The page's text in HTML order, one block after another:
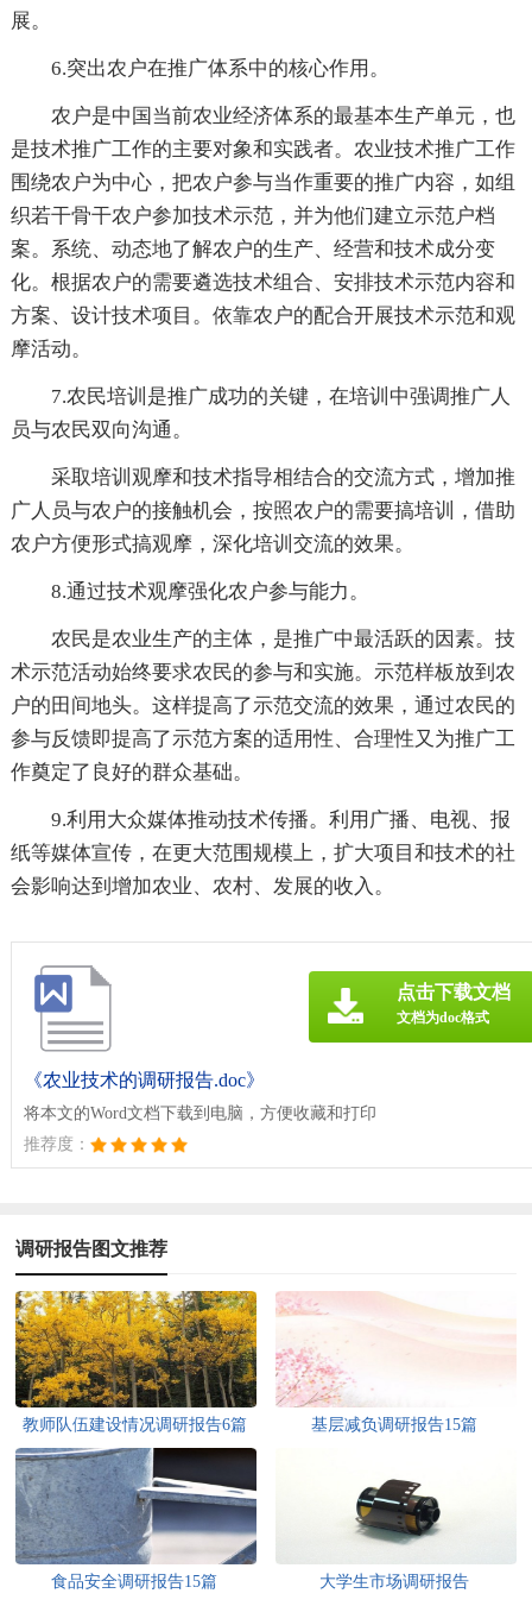
展。
6.突出农户在推广体系中的核心作用。
农户是中国当前农业经济体系的最基本生产单元，也
是技术推广工作的主要对象和实践者。农业技术推广工作
围绕农户为中心，把农户参与当作重要的推广内容，如组
织若干骨干农户参加技术示范，并为他们建立示范户档
案。系统、动态地了解农户的生产、经营和技术成分变
化。根据农户的需要遴选技术组合、安排技术示范内容和
方案、设计技术项目。依靠农户的配合开展技术示范和观
摩活动。
7.农民培训是推广成功的关键，在培训中强调推广人
员与农民双向沟通。
采取培训观摩和技术指导相结合的交流方式，增加推
广人员与农户的接触机会，按照农户的需要搞培训，借助
农户方便形式搞观摩，深化培训交流的效果。
8.通过技术观摩强化农户参与能力。
农民是农业生产的主体，是推广中最活跃的因素。技
术示范活动始终要求农民的参与和实施。示范样板放到农
户的田间地头。这样提高了示范交流的效果，通过农民的
参与反馈即提高了示范方案的适用性、合理性又为推广工
作奠定了良好的群众基础。
9.利用大众媒体推动技术传播。利用广播、电视、报
纸等媒体宣传，在更大范围规模上，扩大项目和技术的社
会影响达到增加农业、农村、发展的收入。
《农业技术的调研报告.doc》
将本文的Word文档下载到电脑，方便收藏和打印
推荐度：
点击下载文档
文档为doc格式
调研报告图文推荐
教师队伍建设情况调研报告6篇 基层减负调研报告15篇
食品安全调研报告15篇 大学生市场调研报告